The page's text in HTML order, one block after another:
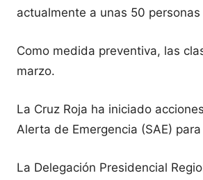
actualmente a unas 50
Como medida preventiva, las
marzo.
La Cruz Roja ha iniciado
Alerta de Emergencia (SAE)
La Delegación Presidencial